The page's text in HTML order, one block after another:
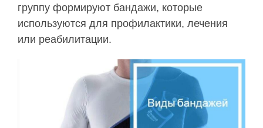
группу формируют бандажи, которые
используются для профилактики, лечения
или реабилитации.